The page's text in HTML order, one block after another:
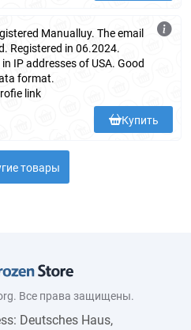
Manualluy. The email
Registered in 06.2024.
IP addresses of USA. Good
format.
link
Купить
товары
Все права защищены.
Deutsches Haus,